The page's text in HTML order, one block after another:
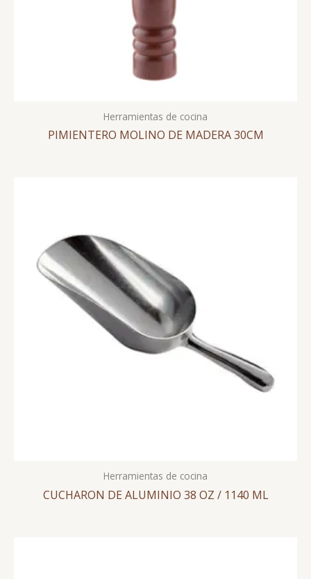
Herramientas de cocina
PIMIENTERO MOLINO DE MADERA 30CM
Herramientas de cocina
CUCHARON DE ALUMINIO 38 OZ / 1140 ML